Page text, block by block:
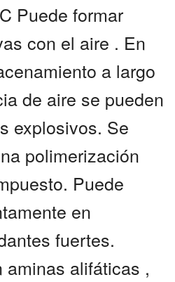
Puede formar
con el aire . En
a largo
de aire se pueden
explosivos. Se
polimerización
Puede
en
fuertes.
aminas alifáticas ,